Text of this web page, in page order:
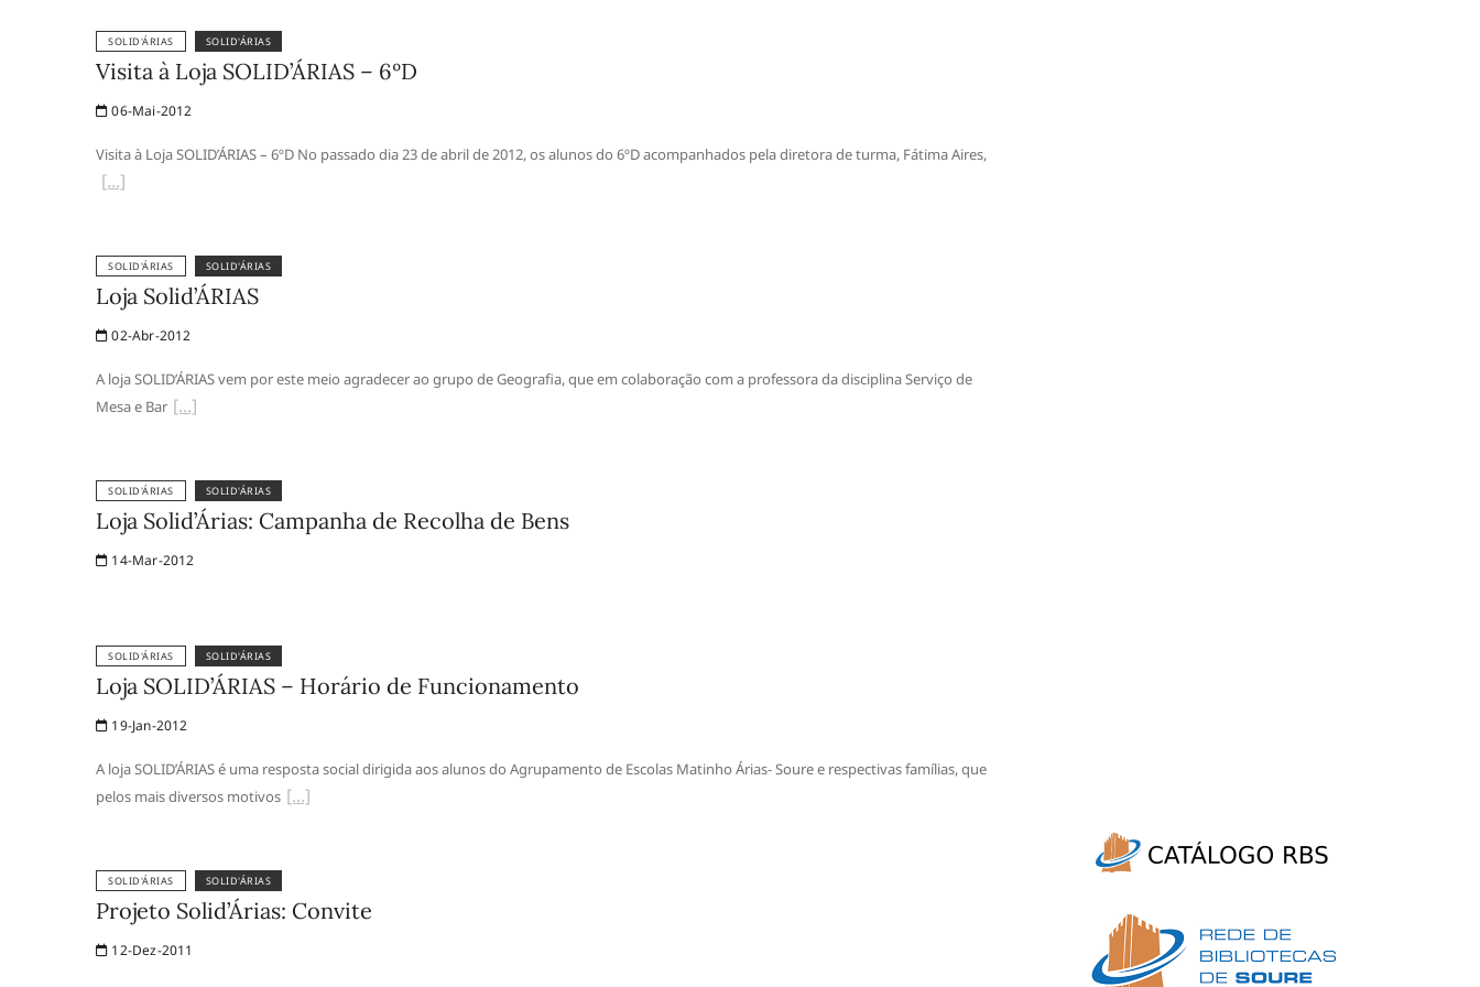
SOLID'ÁRIAS SOLID'ÁRIAS
Visita à Loja SOLID’ÁRIAS – 6ºD
06-Mai-2012
Visita à Loja SOLID’ÁRIAS – 6ºD No passado dia 23 de abril de 2012, os alunos do 6ºD acompanhados pela diretora de turma, Fátima Aires,
SOLID'ÁRIAS SOLID'ÁRIAS
Loja Solid’ÁRIAS
02-Abr-2012
A loja SOLID’ÁRIAS vem por este meio agradecer ao grupo de Geografia, que em colaboração com a professora da disciplina Serviço de
Mesa e Bar
SOLID'ÁRIAS SOLID'ÁRIAS
Loja Solid’Árias: Campanha de Recolha de Bens
14-Mar-2012
SOLID'ÁRIAS SOLID'ÁRIAS
Loja SOLID’ÁRIAS – Horário de Funcionamento
19-Jan-2012
A loja SOLID’ÁRIAS é uma resposta social dirigida aos alunos do Agrupamento de Escolas Matinho Árias- Soure e respectivas famílias, que
pelos mais diversos motivos
SOLID'ÁRIAS SOLID'ÁRIAS
Projeto Solid’Árias: Convite
12-Dez-2011